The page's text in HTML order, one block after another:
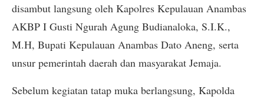
disambut langsung oleh Kapolres Kepulauan Anambas
AKBP I Gusti Ngurah Agung Budianaloka, S.I.K.,
M.H, Bupati Kepulauan Anambas Dato Aneng, serta
unsur pemerintah daerah dan masyarakat Jemaja.
Sebelum kegiatan tatap muka berlangsung, Kapolda